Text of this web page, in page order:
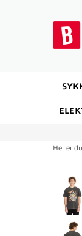
Her er
40%